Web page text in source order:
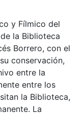
y Fílmico del
la Biblioteca
Borrero, con el
conservación,
entre la
entre los
la Biblioteca,
La